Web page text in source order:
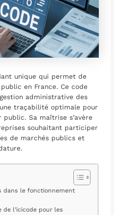
unique qui permet de
en France. Ce code
administrative des
traçabilité optimale pour
Sa maîtrise s’avère
souhaitant participer
de marchés publics et
dans le fonctionnement
l’icicode pour les